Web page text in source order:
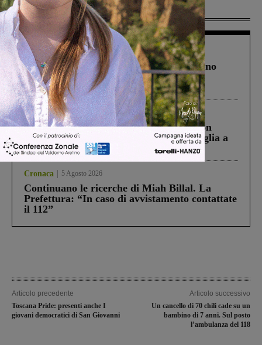
Più lette
Cronaca 4 Agosto 2026
Un anno fa la strage in A1 in cui morirono
Gianni, Giulia e Franco. Lo schianto, il
processo, lo stop ai sorpassi fra tir....
Cronaca 3 Agosto 2026
Scomparso da una struttura di Castiglion
Fiorentino l’uomo che aveva ucciso la figlia a
Levane nel 2020
Cronaca 5 Agosto 2026
Continuano le ricerche di Miah Billal. La
Prefettura: “In caso di avvistamento contattate
il 112”
Articolo precedente
Toscana Pride: presenti anche I
giovani democratici di San Giovanni
Articolo successivo
Un cancello di 70 chili cade su un
bambino di 7 anni. Sul posto
l’ambulanza del 118